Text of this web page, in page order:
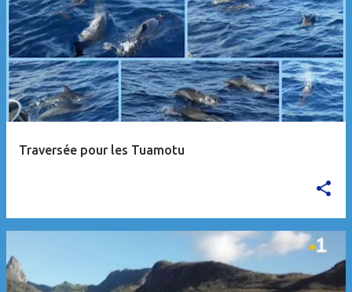
Traversée pour les Tuamotu